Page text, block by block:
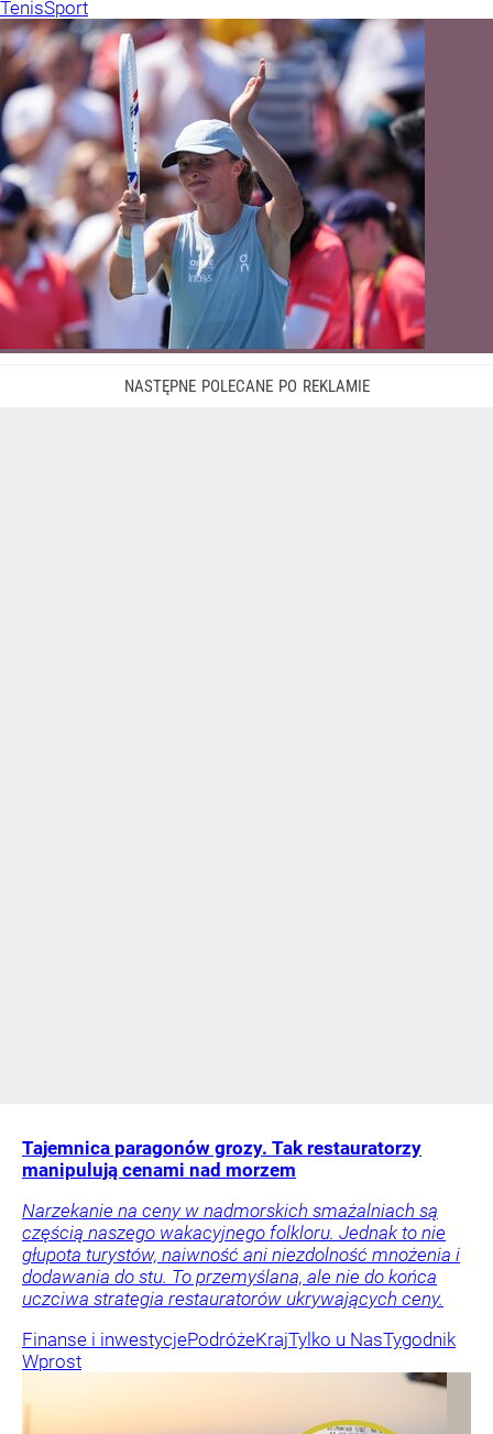
TenisSport
Tajemnica paragonów grozy. Tak restauratorzy
manipulują cenami nad morzem
Narzekanie na ceny w nadmorskich smażalniach są
częścią naszego wakacyjnego folkloru. Jednak to nie
głupota turystów, naiwność ani niezdolność mnożenia i
dodawania do stu. To przemyślana, ale nie do końca
uczciwa strategia restauratorów ukrywających ceny.
Finanse i inwestycjePodróżeKrajTylko u NasTygodnik
Wprost